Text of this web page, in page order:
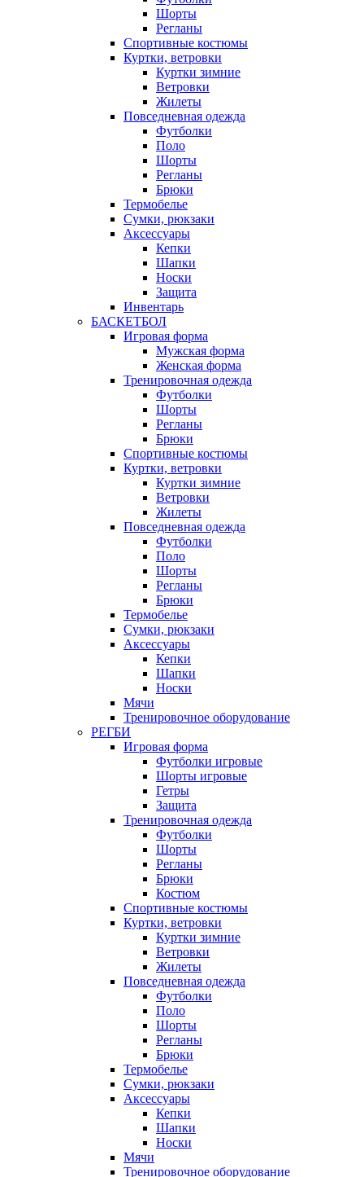
Шорты
Регланы
Спортивные костюмы
Куртки, ветровки
Куртки зимние
Ветровки
Жилеты
Повседневная одежда
Футболки
Поло
Шорты
Регланы
Брюки
Термобелье
Сумки, рюкзаки
Аксессуары
Кепки
Шапки
Носки
Защита
Инвентарь
БАСКЕТБОЛ
Игровая форма
Мужская форма
Женская форма
Тренировочная одежда
Футболки
Шорты
Регланы
Брюки
Спортивные костюмы
Куртки, ветровки
Куртки зимние
Ветровки
Жилеты
Повседневная одежда
Футболки
Поло
Шорты
Регланы
Брюки
Термобелье
Сумки, рюкзаки
Аксессуары
Кепки
Шапки
Носки
Мячи
Тренировочное оборудование
РЕГБИ
Игровая форма
Футболки игровые
Шорты игровые
Гетры
Защита
Тренировочная одежда
Футболки
Шорты
Регланы
Брюки
Костюм
Спортивные костюмы
Куртки, ветровки
Куртки зимние
Ветровки
Жилеты
Повседневная одежда
Футболки
Поло
Шорты
Регланы
Брюки
Термобелье
Сумки, рюкзаки
Аксессуары
Кепки
Шапки
Носки
Мячи
Тренировочное оборудование